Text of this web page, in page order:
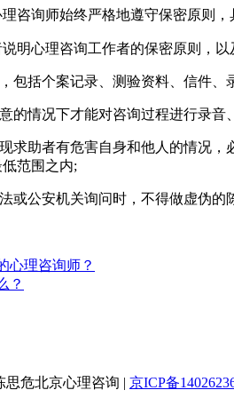
咨询师始终严格地遵守保密原则，
明心理咨询工作者的保密原则，
包括个案记录、测验资料、信件
的情况下才能对咨询过程进行录
求助者有危害自身和他人的情况
范围之内;
或公安机关询问时，不得做虚伪的
心理咨询师？
？
思危北京心理咨询 | 京ICP备